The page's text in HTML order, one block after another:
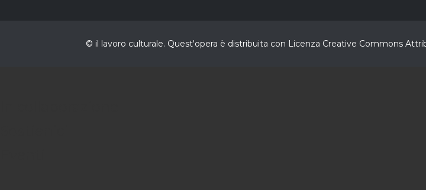
© il lavoro culturale. Quest'opera è distribuita con Licenza Creative Commons